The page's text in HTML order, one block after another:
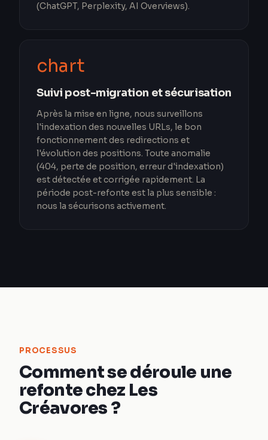
(ChatGPT, Perplexity, AI Overviews).
chart
Suivi post-migration et sécurisation
Après la mise en ligne, nous surveillons
l'indexation des nouvelles URLs, le bon
fonctionnement des redirections et
l'évolution des positions. Toute anomalie
(404, perte de position, erreur d'indexation)
est détectée et corrigée rapidement. La
période post-refonte est la plus sensible :
nous la sécurisons activement.
PROCESSUS
Comment se déroule une
refonte chez Les
Créavores ?